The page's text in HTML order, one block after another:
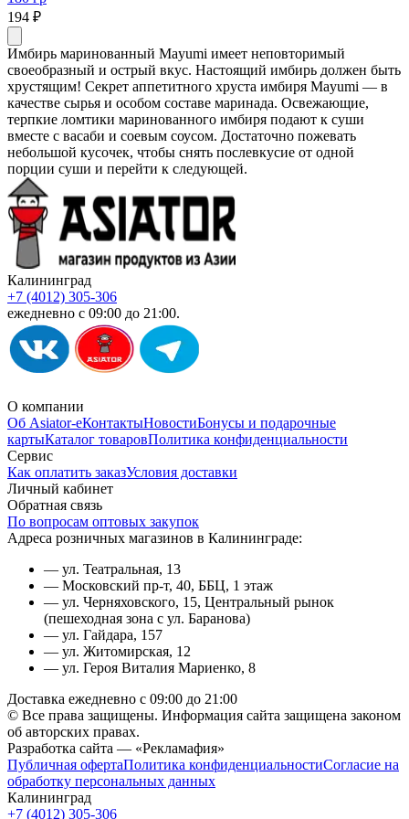
194 ₽
Имбирь маринованный Mayumi имеет неповторимый
своеобразный и острый вкус. Настоящий имбирь должен быть
хрустящим! Секрет аппетитного хруста имбиря Mayumi — в
качестве сырья и особом составе маринада. Освежающие,
терпкие ломтики маринованного имбиря подают к суши
вместе с васаби и соевым соусом. Достаточно пожевать
небольшой кусочек, чтобы снять послевкусие от одной
порции суши и перейти к следующей.
Калининград
+7 (4012) 305-306
ежедневно с 09:00 до 21:00.
О компании
Об Asiator-еКонтактыНовостиБонусы и подарочные
картыКаталог товаровПолитика конфиденциальности
Сервис
Как оплатить заказУсловия доставки
Личный кабинет
Обратная связь
По вопросам оптовых закупок
Адреса розничных магазинов в Калининграде:
— ул. Театральная, 13
— Московский пр-т, 40, ББЦ, 1 этаж
— ул. Черняховского, 15, Центральный рынок
(пешеходная зона с ул. Баранова)
— ул. Гайдара, 157
— ул. Житомирская, 12
— ул. Героя Виталия Мариенко, 8
Доставка ежедневно с 09:00 до 21:00
© Все права защищены. Информация сайта защищена законом
об авторских правах.
Разработка сайта — «Рекламафия»
Публичная офертаПолитика конфиденциальностиСогласие на
обработку персональных данных
Калининград
+7 (4012) 305-306